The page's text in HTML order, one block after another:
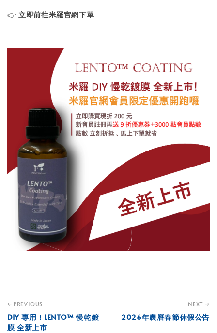
👉 立即前往米羅官網下單
← PREVIOUS
DIY 專用！LENTO™ 慢乾鍍
膜 全新上市
NEXT →
2026年農曆春節休假公告